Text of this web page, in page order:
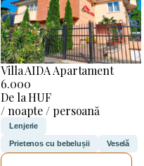
Villa AIDA Apartament
6.000
De la HUF
/ noapte / persoană
Lenjerie
Prietenos cu bebelușii Veselă